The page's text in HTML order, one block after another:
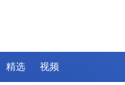
精选 视频